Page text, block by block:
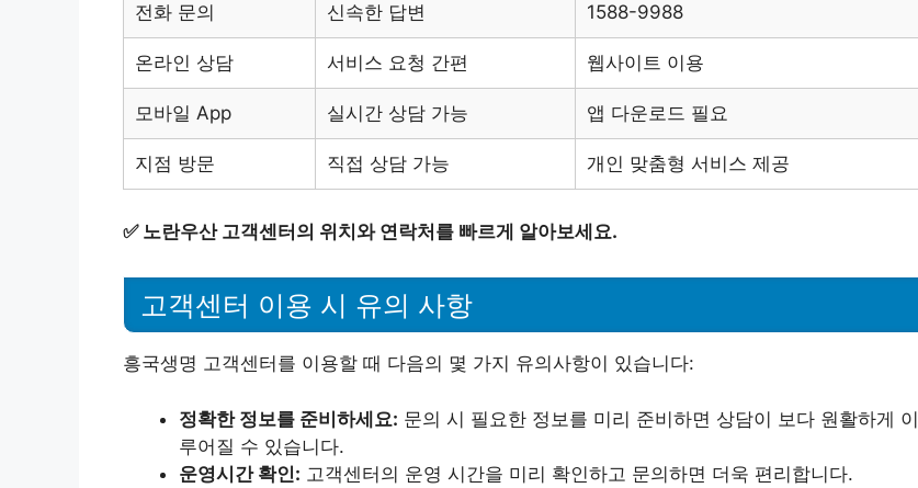
전화 문의 신속한 답변 1588-9988
온라인 상담 서비스 요청 간편 웹사이트 이용
모바일 App 실시간 상담 가능 앱 다운로드 필요
지점 방문 직접 상담 가능 개인 맞춤형 서비스 제공
✅ 노란우산 고객센터의 위치와 연락처를 빠르게 알아보세요.
고객센터 이용 시 유의 사항
흥국생명 고객센터를 이용할 때 다음의 몇 가지 유의사항이 있습니다:
정확한 정보를 준비하세요: 문의 시 필요한 정보를 미리 준비하면 상담이 보다 원활하게 이
루어질 수 있습니다.
운영시간 확인: 고객센터의 운영 시간을 미리 확인하고 문의하면 더욱 편리합니다.